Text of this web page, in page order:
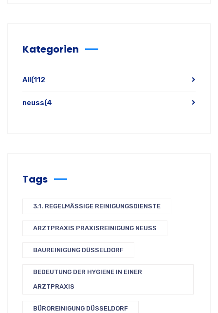
Kategorien
All(112
neuss(4
Tags
3.1. REGELMÄSSIGE REINIGUNGSDIENSTE
ARZTPRAXIS PRAXISREINIGUNG NEUSS
BAUREINIGUNG DÜSSELDORF
BEDEUTUNG DER HYGIENE IN EINER
ARZTPRAXIS
BÜROREINIGUNG DÜSSELDORF